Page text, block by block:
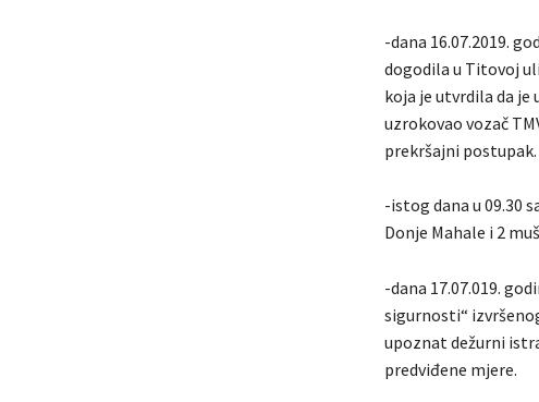
-dana 16.07.2019.
dogodila u Titovoj
koja je utvrdila da je
uzrokovao vozač
prekršajni postupak.
-istog dana u 09.30
Donje Mahale i 2
-dana 17.07.019.
sigurnosti“
upoznat dežurni
predviđene mjere.